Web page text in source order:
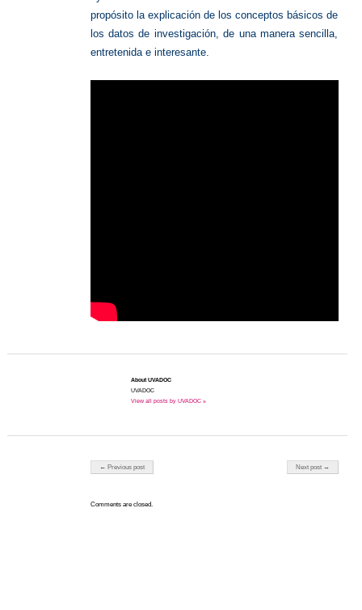
propósito la explicación de los conceptos básicos de
los datos de investigación, de una manera sencilla,
entretenida e interesante.
About UVADOC
UVADOC
View all posts by UVADOC »
Post navigation
← Previous post Next post →
Comments are closed.